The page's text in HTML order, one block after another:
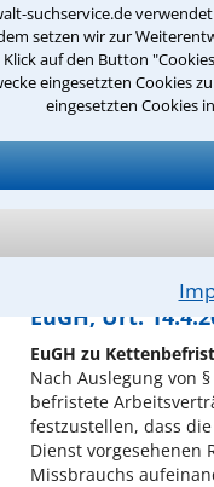
suchservice.de
setzen wir zur
auf den Button
eingesetzten Cookies
eingesetzten Cookies
Wichtiger Hinweis:Als
lesen Sie zusätzlich die
Arbeit und
Ausführliche Infos
Sie auch
Aus: Arbeits-
EuGH, Urt.
EuGH zu
Nach Auslegung von
befristete
festzustellen, dass
Dienst vorgesehenen
Missbrauchs